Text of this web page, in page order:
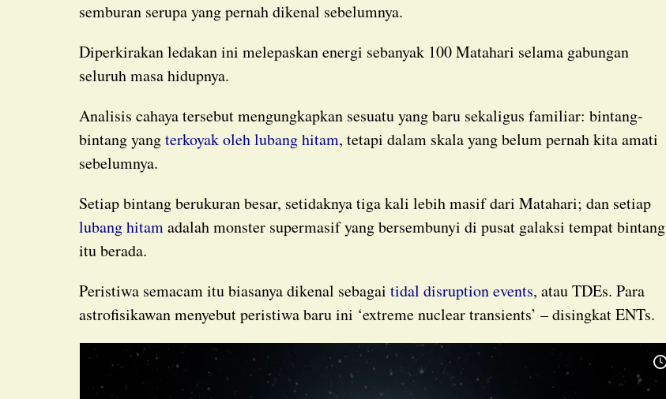
semburan serupa yang pernah dikenal sebelumnya.
Diperkirakan ledakan ini melepaskan energi sebanyak 100 Matahari selama gabungan
seluruh masa hidupnya.
Analisis cahaya tersebut mengungkapkan sesuatu yang baru sekaligus familiar: bintang-
bintang yangterkoyak oleh lubang hitam, tetapi dalam skala yang belum pernah kita amati
sebelumnya.
Setiap bintang berukuran besar, setidaknya tiga kali lebih masif dari Matahari; dan setiap
lubang hitamadalah monster supermasif yang bersembunyi di pusat galaksi tempat bintang
itu berada.
Peristiwa semacam itu biasanya dikenal sebagaitidal disruption events, atau TDEs. Para
astrofisikawan menyebut peristiwa baru ini ‘extreme nuclear transients’ – disingkat ENTs.